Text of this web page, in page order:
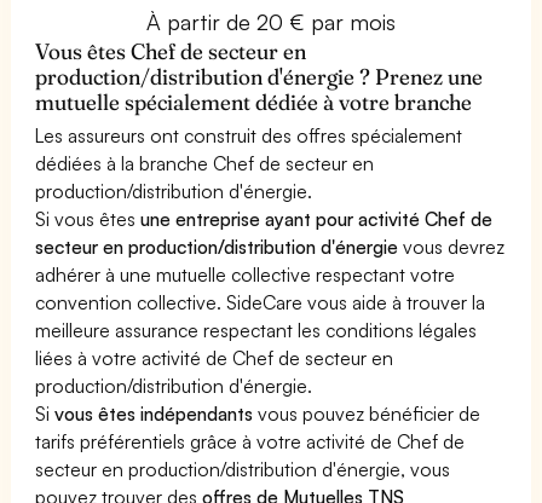
À partir de 20 € par mois
Vous êtes Chef de secteur en
production/distribution d'énergie ? Prenez une
mutuelle spécialement dédiée à votre branche
Les assureurs ont construit des offres spécialement
dédiées à la branche Chef de secteur en
production/distribution d'énergie.
Si vous êtesune entreprise ayant pour activité Chef de
secteur en production/distribution d'énergie vous devrez
adhérer à une mutuelle collective respectant votre
convention collective. SideCare vous aide à trouver la
meilleure assurance respectant les conditions légales
liées à votre activité de Chef de secteur en
production/distribution d'énergie.
Sivous êtes indépendants vous pouvez bénéficier de
tarifs préférentiels grâce à votre activité de Chef de
secteur en production/distribution d'énergie, vous
pouvez trouver desoffres de Mutuelles TNS